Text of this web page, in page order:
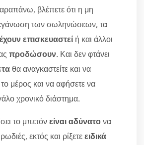
βλέπετε ότι η μη
των σωληνώσεων, τα
επισκευαστεί ή και άλλοι
προδώσουν. Και δεν φτάνει
θα αναγκαστείτε και να
μέρος και να αφήσετε να
χρονικό διάστημα.
το μπετόνείναι αδύνατονα
εκτός και ρίξετεειδικά